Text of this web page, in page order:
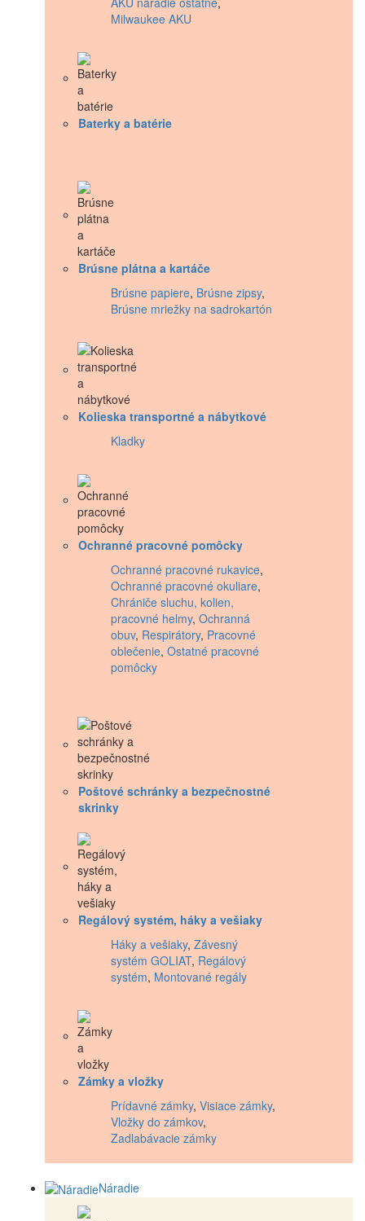
Milwaukee AKU
Baterky a batérie
Brúsne plátna a kartáče
Brúsne papiere, Brúsne zipsy,
Brúsne mriežky na sadrokartón
Kolieska transportné a nábytkové
Kladky
Ochranné pracovné pomôcky
Ochranné pracovné rukavice,
Ochranné pracovné okuliare,
Chrániče sluchu, kolien,
pracovné helmy, Ochranná
obuv, Respirátory, Pracovné
oblečenie, Ostatné pracovné
pomôcky
Poštové schránky a bezpečnostné
skrinky
Regálový systém, háky a vešiaky
Háky a vešiaky, Závesný
systém GOLIAT, Regálový
systém, Montované regály
Zámky a vložky
Prídavné zámky, Visiace zámky,
Vložky do zámkov,
Zadlabávacie zámky
Náradie